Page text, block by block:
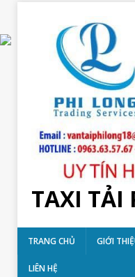
TAXI TẢI
TRANG CHỦ GIỚI
LIÊN HỆ